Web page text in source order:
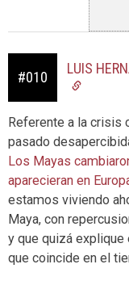
#010
LUIS
Referente a la crisis
pasado
Los Mayas
aparecieran en
estamos viviendo
Maya, con
y que quizá explique
que coincide en el